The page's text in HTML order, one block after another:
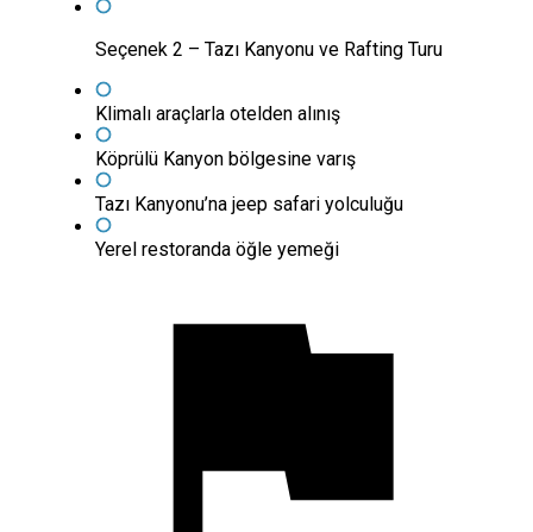
Seçenek 2 – Tazı Kanyonu ve Rafting Turu
Klimalı araçlarla otelden alınış
Köprülü Kanyon bölgesine varış
Tazı Kanyonu’na jeep safari yolculuğu
Yerel restoranda öğle yemeği